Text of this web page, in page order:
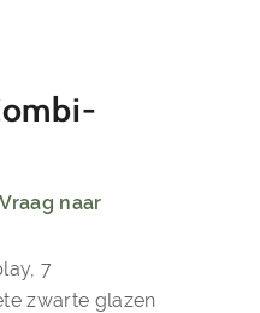
naar
7
zwarte glazen